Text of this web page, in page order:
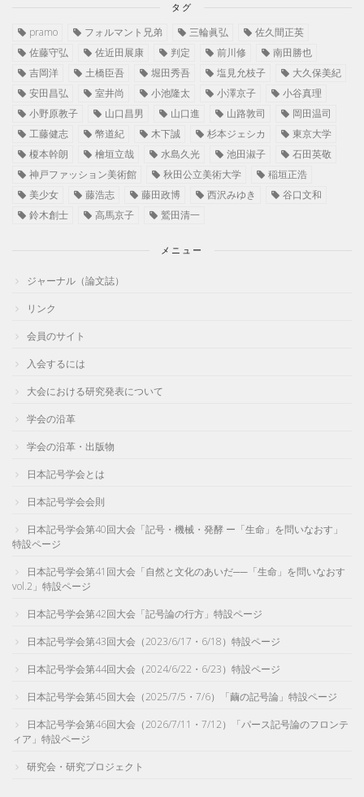
タグ
pramo フォルマント兄弟 三輪眞弘
佐久間正英
佐藤守弘
佐近田展康 判定 前川修
南田勝也
吉岡洋
土橋臣吾 堀田秀吾 塩見允枝子
大久保美紀
安田昌弘
室井尚 小池隆太 小澤京子
小谷真理
小野原教子
山口昌男 山口進 山路敦司
岡田温司
工藤健志
幣道紀 木下誠 杉本ジェシカ
東京大学
榎本幹朗
檜垣立哉 水島久光 池田淑子
石田英敬
神戸ファッション美術館
秋田公立美術大学
稲垣正浩
美少女
藤浩志 藤田政博 西沢みゆき
谷口文和
鈴木創士
高馬京子 鷲田清一
メニュー
ジャーナル（論文誌）
リンク
会員のサイト
入会するには
大会における研究発表について
学会の沿革
学会の沿革・出版物
日本記号学会とは
日本記号学会会則
日本記号学会第40回大会「記号・機械・発酵 ー「生命」を問いなおす」
特設ページ
日本記号学会第41回大会「自然と文化のあいだ──「生命」を問いなおす
vol.2」特設ページ
日本記号学会第42回大会「記号論の行方」特設ページ
日本記号学会第43回大会（2023/6/17・6/18）特設ページ
日本記号学会第44回大会（2024/6/22・6/23）特設ページ
日本記号学会第45回大会（2025/7/5・7/6）「繭の記号論」特設ページ
日本記号学会第46回大会（2026/7/11・7/12）「パース記号論のフロンテ
ィア」特設ページ
研究会・研究プロジェクト